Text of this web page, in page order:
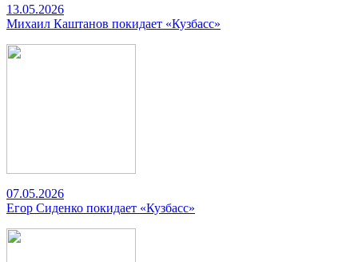
13.05.2026
Михаил Каштанов покидает «Кузбасс»
07.05.2026
Егор Сиденко покидает «Кузбасс»